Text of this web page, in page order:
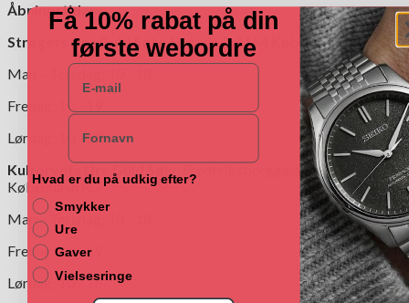
varesiden
Åbningstider:
Strøgets Ure Guld Sølv:Nygade 7, 1164 København K.
Man – Torsdag: 10 - 18
Fredag: 10 - 19
Lørdag: 10 - 17
Kultorvets Ure Guld Sølv:Frederiksborggade 4,1360
København K.
Man – Torsdag: 10 - 18
Fredag: 10 - 19
Lørdag: 10 - 16
Få 10% rabat på din
første webordre
E-mail
Navn
Hvad er du på udkig efter?
Smykker
Ure
Gaver
Vielsesringe